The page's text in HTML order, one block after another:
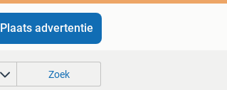
Plaats advertentie
Zoek